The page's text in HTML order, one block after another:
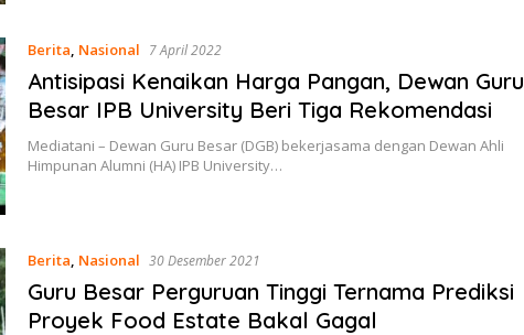
Berita, Nasional 7 April 2022
Antisipasi Kenaikan Harga Pangan, Dewan Guru
Besar IPB University Beri Tiga Rekomendasi
Mediatani – Dewan Guru Besar (DGB) bekerjasama dengan Dewan Ahli
Himpunan Alumni (HA) IPB University…
Berita, Nasional 30 Desember 2021
Guru Besar Perguruan Tinggi Ternama Prediksi
Proyek Food Estate Bakal Gagal